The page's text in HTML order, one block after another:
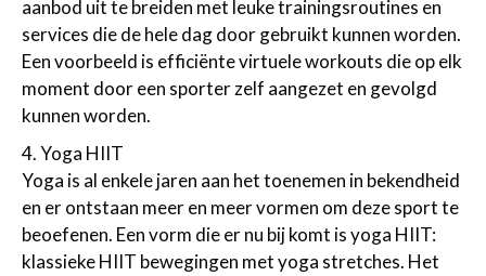
aanbod uit te breiden met leuke trainingsroutines en
services die de hele dag door gebruikt kunnen worden.
Een voorbeeld is efficiënte virtuele workouts die op elk
moment door een sporter zelf aangezet en gevolgd
kunnen worden.
4. Yoga HIIT
Yoga is al enkele jaren aan het toenemen in bekendheid
en er ontstaan meer en meer vormen om deze sport te
beoefenen. Een vorm die er nu bij komt is yoga HIIT:
klassieke HIIT bewegingen met yoga stretches. Het